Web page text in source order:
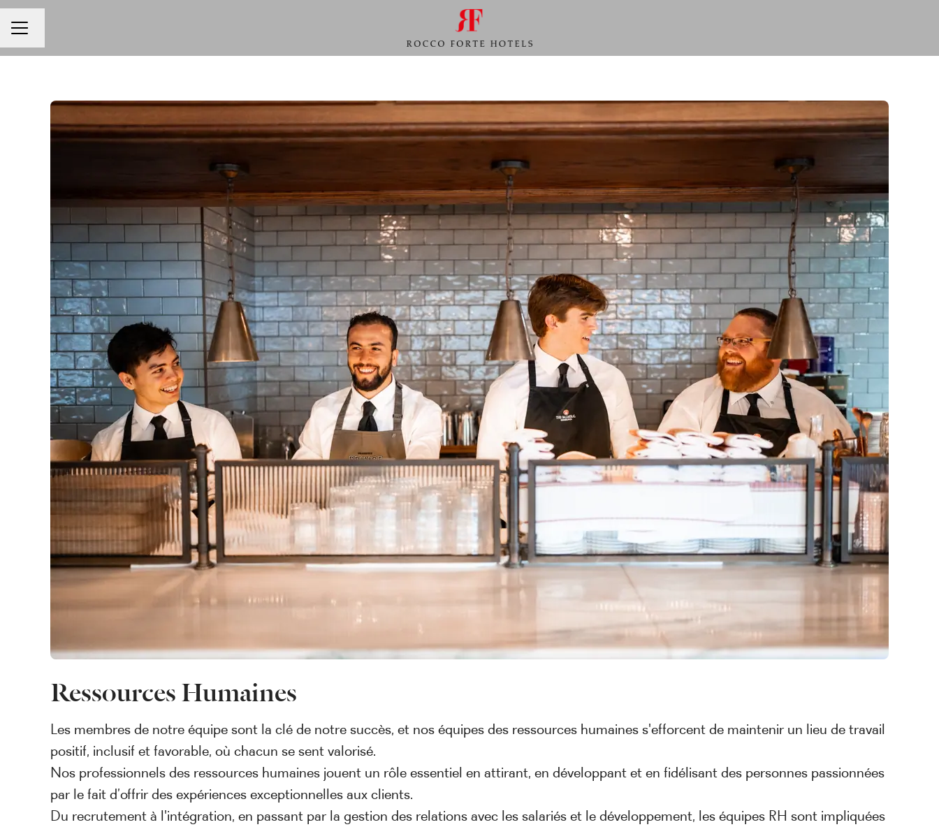
MENU CARRIÈRE
Changer la langue
Ressources Humaines
Les membres de notre équipe sont la clé de notre succès, et nos équipes des ressources humaines s'efforcent de maintenir un lieu de travail
positif, inclusif et favorable, où chacun se sent valorisé.
Nos professionnels des ressources humaines jouent un rôle essentiel en attirant, en développant et en fidélisant des personnes passionnées
par le fait d’offrir des expériences exceptionnelles aux clients.
Du recrutement à l'intégration, en passant par la gestion des relations avec les salariés et le développement, les équipes RH sont impliquées